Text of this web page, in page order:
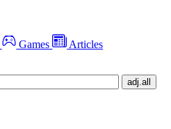
Games Articles
adj.all